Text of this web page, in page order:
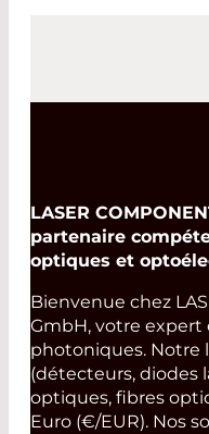
LASER
partenaire
optiques et
Bienvenue chez
GmbH, votre
photoniques. Notre
(détecteurs, diodes
optiques, fibres
Euro (€/EUR). Nos